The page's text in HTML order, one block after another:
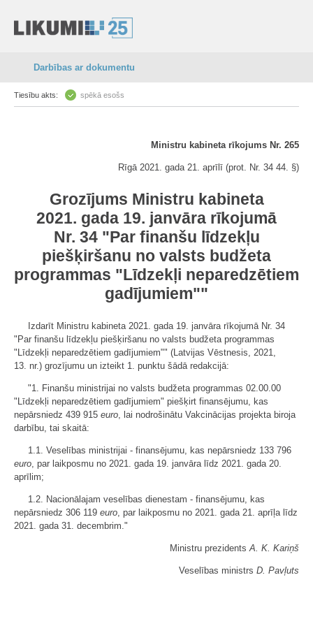
Darbības ar dokumentu
Tiesību akts: spēkā esošs
Ministru kabineta rīkojums Nr. 265
Rīgā 2021. gada 21. aprīlī (prot. Nr. 34 44. §)
Grozījums Ministru kabineta
2021. gada 19. janvāra rīkojumā
Nr. 34 "Par finanšu līdzekļu
piešķiršanu no valsts budžeta
programmas "Līdzekļi neparedzētiem
gadījumiem""
Izdarīt Ministru kabineta 2021. gada 19. janvāra rīkojumā Nr. 34
"Par finanšu līdzekļu piešķiršanu no valsts budžeta programmas
"Līdzekļi neparedzētiem gadījumiem"" (Latvijas Vēstnesis, 2021,
13. nr.) grozījumu un izteikt 1. punktu šādā redakcijā:
"1. Finanšu ministrijai no valsts budžeta programmas 02.00.00
"Līdzekļi neparedzētiem gadījumiem" piešķirt finansējumu, kas
nepārsniedz 439 915 euro, lai nodrošinātu Vakcinācijas projekta biroja
darbību, tai skaitā:
1.1. Veselības ministrijai - finansējumu, kas nepārsniedz 133 796
euro, par laikposmu no 2021. gada 19. janvāra līdz 2021. gada 20.
aprīlim;
1.2. Nacionālajam veselības dienestam - finansējumu, kas
nepārsniedz 306 119 euro, par laikposmu no 2021. gada 21. aprīļa līdz
2021. gada 31. decembrim."
Ministru prezidentsA. K. Kariņš
Veselības ministrs D. Pavļuts